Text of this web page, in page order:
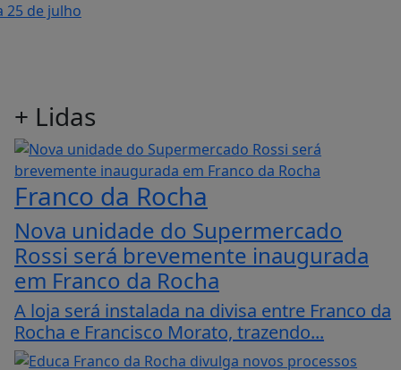
25 de julho
+ Lidas
Franco da Rocha
Nova unidade do Supermercado
Rossi será brevemente inaugurada
em Franco da Rocha
A loja será instalada na divisa entre Franco da
Rocha e Francisco Morato, trazendo...